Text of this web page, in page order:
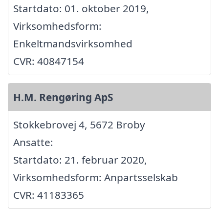
Startdato: 01. oktober 2019,
Virksomhedsform:
Enkeltmandsvirksomhed
CVR: 40847154
H.M. Rengøring ApS
Stokkebrovej 4, 5672 Broby
Ansatte:
Startdato: 21. februar 2020,
Virksomhedsform: Anpartsselskab
CVR: 41183365